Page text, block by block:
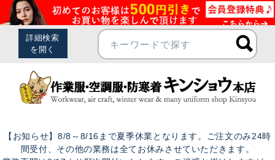
【お知らせ】8/8～8/16まで夏季休業となります。ご注文のみ24時
間受付、その他の業務は全てお休みさせていただきます。